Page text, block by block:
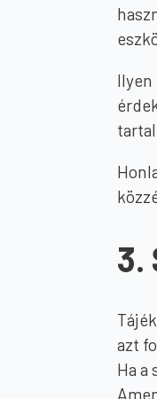
Ilyen
3.
azt
Ha a